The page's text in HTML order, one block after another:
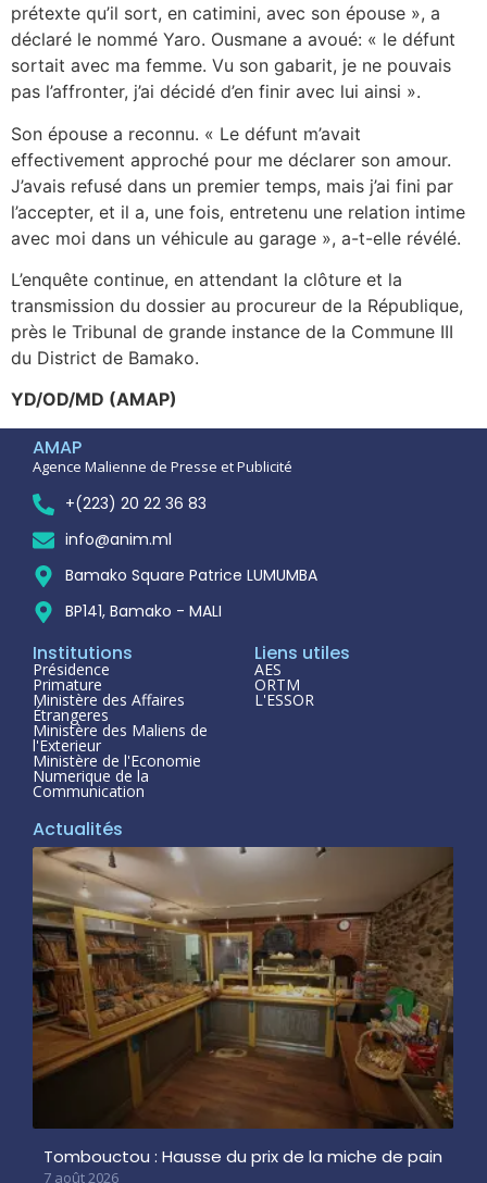
prétexte qu’il sort, en catimini, avec son épouse », a
déclaré le nommé Yaro. Ousmane a avoué: « le défunt
sortait avec ma femme. Vu son gabarit, je ne pouvais
pas l’affronter, j’ai décidé d’en finir avec lui ainsi ».
Son épouse a reconnu. « Le défunt m’avait
effectivement approché pour me déclarer son amour.
J’avais refusé dans un premier temps, mais j’ai fini par
l’accepter, et il a, une fois, entretenu une relation intime
avec moi dans un véhicule au garage », a-t-elle révélé.
L’enquête continue, en attendant la clôture et la
transmission du dossier au procureur de la République,
près le Tribunal de grande instance de la Commune III
du District de Bamako.
YD/OD/MD (AMAP)
AMAP
Agence Malienne de Presse et Publicité
+(223) 20 22 36 83
info@anim.ml
Bamako Square Patrice LUMUMBA
BP141, Bamako - MALI
Institutions
Présidence
Primature
Ministère des Affaires
Étrangeres
Ministère des Maliens de
l'Exterieur
Ministère de l'Economie
Numerique de la
Communication
Liens utiles
AES
ORTM
L'ESSOR
Actualités
Tombouctou : Hausse du prix de la miche de pain
7 août 2026